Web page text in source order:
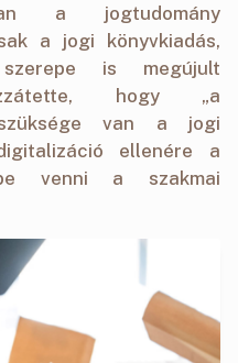
a jogtudomány
a jogi könyvkiadás,
is megújult
hogy „a
van a jogi
ellenére a
venni a szakmai